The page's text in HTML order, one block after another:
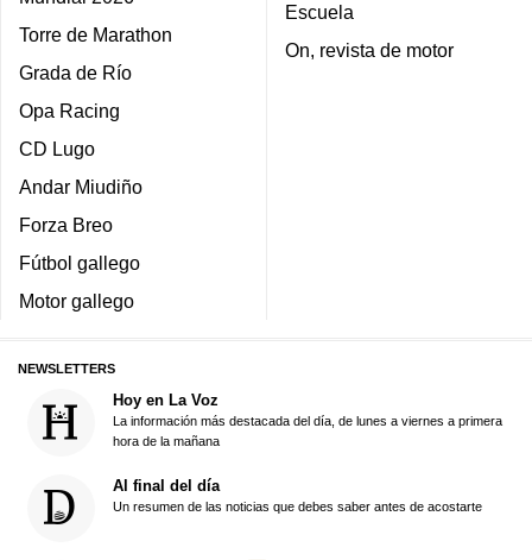
Torre de Marathon
Grada de Río
Opa Racing
CD Lugo
Andar Miudiño
Forza Breo
Fútbol gallego
Motor gallego
Escuela
On, revista de motor
NEWSLETTERS
Hoy en La Voz
La información más destacada del día, de lunes a viernes a primera
hora de la mañana
Al final del día
Un resumen de las noticias que debes saber antes de acostarte